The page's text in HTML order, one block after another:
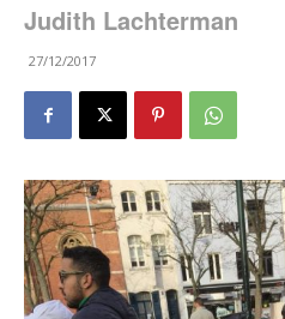
Judith Lachterman
27/12/2017